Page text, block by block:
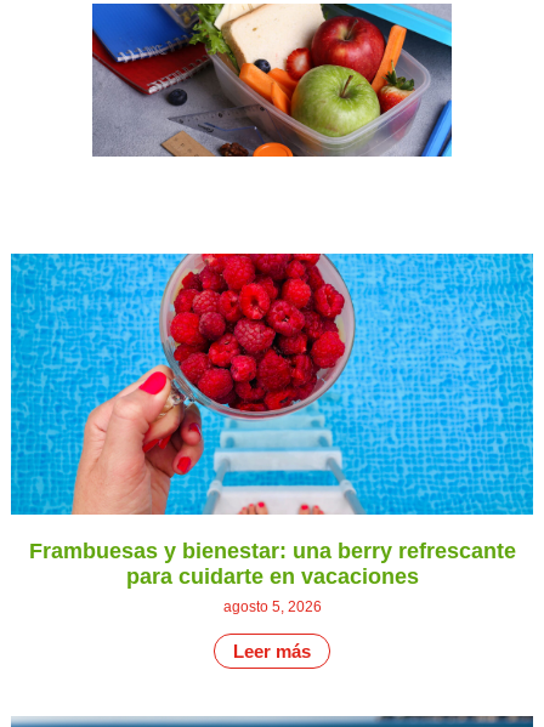
Frambuesas y bienestar: una berry refrescante
para cuidarte en vacaciones
agosto 5, 2026
Leer más